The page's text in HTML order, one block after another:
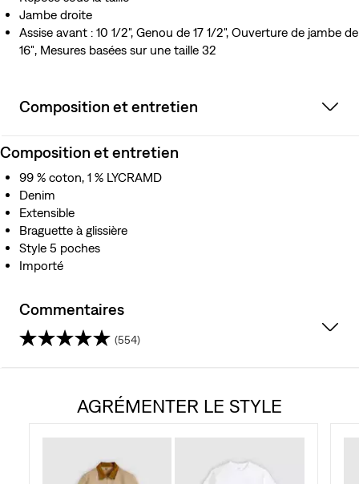
Jambe droite
Assise avant : 10 1/2", Genou de 17 1/2", Ouverture de jambe de
16″, Mesures basées sur une taille 32
Composition et entretien
Composition et entretien
99 % coton, 1 % LYCRAMD
Denim
Extensible
Braguette à glissière
Style 5 poches
Importé
Commentaires
(554)
AGRÉMENTER LE STYLE